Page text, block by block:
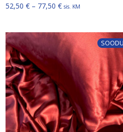
378,00 €
52,50 € – 77,50 €Hinnavahemik:
sis. KM